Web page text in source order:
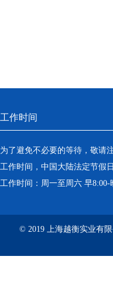
工作时间
为了避免不必要的等待，敬请
工作时间，中国大陆法定节假日
工作时间：周一至周六 早8:00-
© 2019 上海越衡实业有